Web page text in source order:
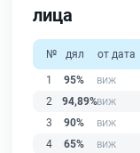
лица
№ дял от дата
1
95%
2
94,89%
3
90%
4
65%